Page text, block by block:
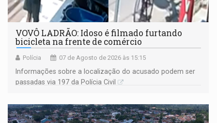
VOVÔ LADRÃO: Idoso é filmado furtando
bicicleta na frente de comércio
Polícia 07 de Agosto de 2026 às 15:15
Informações sobre a localização do acusado podem ser
passadas via 197 da Polícia Civil